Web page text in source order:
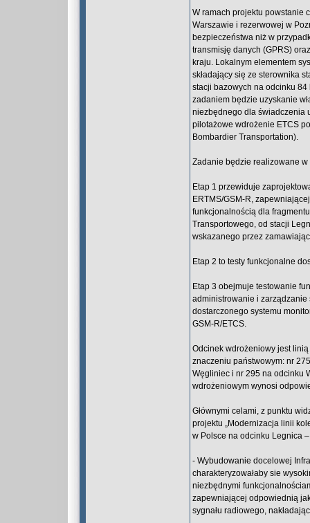
W ramach projektu powstanie
Warszawie i rezerwowej w
bezpieczeństwa niż w
transmisję danych (GPRS)
kraju. Lokalnym elementem
składający się ze sterownika
stacji bazowych na odcinku
zadaniem będzie uzyskanie
niezbędnego dla świadczenia
pilotażowe wdrożenie ETCS
Bombardier Transportation).
Zadanie będzie realizowane w
Etap 1 przewiduje
ERTMS/GSM-R,
funkcjonalnością dla
Transportowego, od stacji
wskazanego przez
Etap 2 to testy funkcjonalne
Etap 3 obejmuje testowanie
administrowanie i zarządzanie
dostarczonego systemu
GSM-R/ETCS.
Odcinek wdrożeniowy jest
znaczeniu państwowym: nr
Węgliniec i nr 295 na odcinku
wdrożeniowym wynosi
Głównymi celami, z punktu
projektu „Modernizacja linii
w Polsce na odcinku Legnica
- Wybudowanie docelowej
charakteryzowałaby sie
niezbędnymi
zapewniającej odpowiednią
sygnału radiowego,